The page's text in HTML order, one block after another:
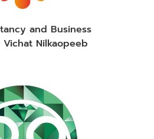
and Business
Nilkaopeeb